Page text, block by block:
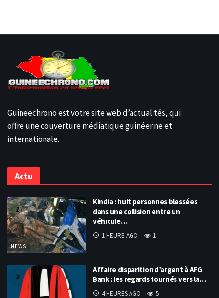
Guineechrono est votre site web d’actualités, qui
offre une couverture médiatique guinéenne et
internationale.
Actu
NEWS
Kindia : huit personnes blessées
dans une collision entre un
véhicule…
1 HEURE AGO 1
Affaire disparition d’argent à AFG
Bank : les regards tournés vers la…
4 HEURES AGO 5